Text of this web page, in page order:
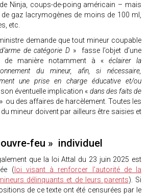
Ninja, coups-de-poing américain – mais
gaz lacrymogènes de moins de 100 ml,
etc.
demande que tout mineur coupable
de catégorie D » fasse l’objet d’une
de manière notamment à « éclairer la
du mineur, afin, si nécessaire,
une prise en charge éducative et/ou
son éventuelle implication « dans des faits de
» ou des affaires de harcèlement. Toutes les
mineur doivent par ailleurs être saisies et
feu » individuel
que la loi Attal du 23 juin 2025 est
( loi visant à renforcer l'autorité de la
délinquants et de leurs parents). Si
de ce texte ont été censurées par le